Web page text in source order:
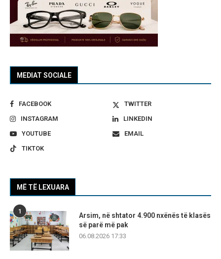
MEDIAT SOCIALE
FACEBOOK
TWITTER
INSTAGRAM
LINKEDIN
YOUTUBE
EMAIL
TIKTOK
MË TË LEXUARA
1
Arsim, në shtator 4.900 nxënës të klasës
së parë më pak
06.08.2026 17:33